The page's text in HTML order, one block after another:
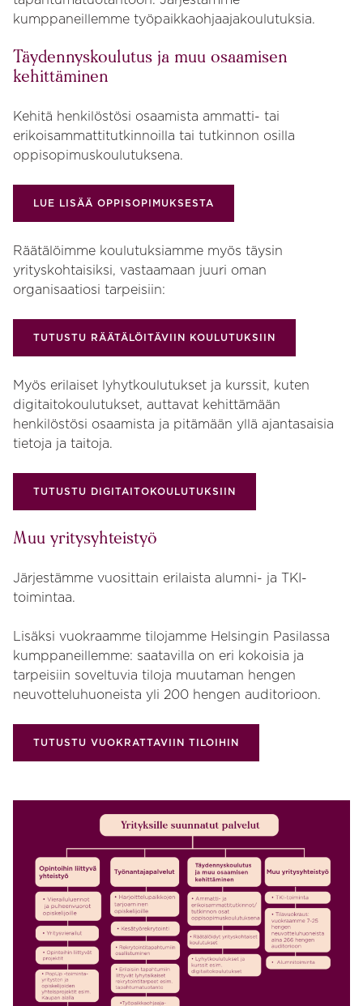
kumppaneillemme työpaikkaohjaajakoulutuksia.
Täydennyskoulutus ja muu osaamisen
kehittäminen
Kehitä henkilöstösi osaamista ammatti- tai
erikoisammattitutkinnoilla tai tutkinnon osilla
oppisopimuskoulutuksena.
LUE LISÄÄ OPPISOPIMUKSESTA
Räätälöimme koulutuksiamme myös täysin
yrityskohtaisiksi, vastaamaan juuri oman
organisaatiosi tarpeisiin:
TUTUSTU RÄÄTÄLÖITÄVIIN KOULUTUKSIIN
Myös erilaiset lyhytkoulutukset ja kurssit, kuten
digitaitokoulutukset, auttavat kehittämään
henkilöstösi osaamista ja pitämään yllä ajantasaisia
tietoja ja taitoja.
TUTUSTU DIGITAITOKOULUTUKSIIN
Muu yritysyhteistyö
Järjestämme vuosittain erilaista alumni- ja TKI-
toimintaa.
Lisäksi vuokraamme tilojamme Helsingin Pasilassa
kumppaneillemme: saatavilla on eri kokoisia ja
tarpeisiin soveltuvia tiloja muutaman hengen
neuvotteluhuoneista yli 200 hengen auditorioon.
TUTUSTU VUOKRATTAVIIN TILOIHIN